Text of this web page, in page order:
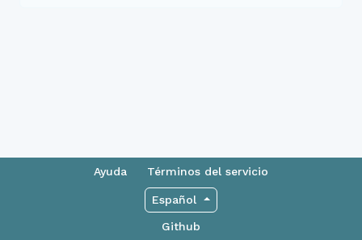
Ayuda Términos del servicio
Español
Github